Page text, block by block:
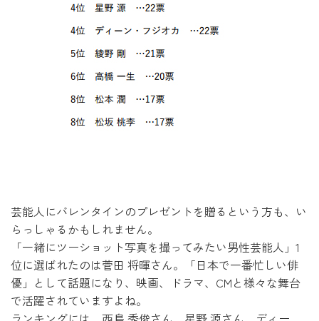
芸能人にバレンタインのプレゼントを贈るという方も、い
らっしゃるかもしれません。
「一緒にツーショット写真を撮ってみたい男性芸能人」1
位に選ばれたのは菅田 将暉さん。「日本で一番忙しい俳
優」として話題になり、映画、ドラマ、CMと様々な舞台
で活躍されていますよね。